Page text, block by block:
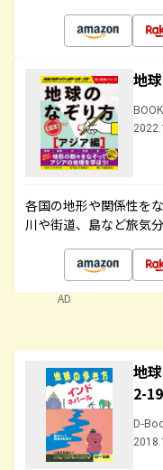
地
各国の地形や関係性を
川や街道、島など旅気
AD
地
2-
D-